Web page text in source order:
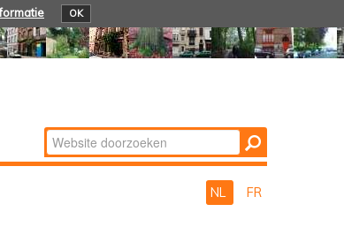
OK
Zoek
Geavanceerd
NL FR